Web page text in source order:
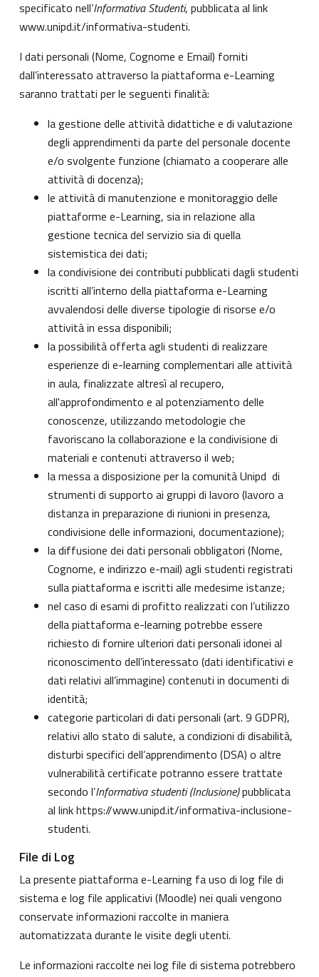
specificato nell’Informativa Studenti, pubblicata al link
www.unipd.it/informativa-studenti.
I dati personali (Nome, Cognome e Email) forniti
dall’interessato attraverso la piattaforma e-Learning
saranno trattati per le seguenti finalità:
la gestione delle attività didattiche e di valutazione
degli apprendimenti da parte del personale docente
e/o svolgente funzione (chiamato a cooperare alle
attività di docenza);
le attività di manutenzione e monitoraggio delle
piattaforme e-Learning, sia in relazione alla
gestione tecnica del servizio sia di quella
sistemistica dei dati;
la condivisione dei contributi pubblicati dagli studenti
iscritti all’interno della piattaforma e-Learning
avvalendosi delle diverse tipologie di risorse e/o
attività in essa disponibili;
la possibilità offerta agli studenti di realizzare
esperienze di e-learning complementari alle attività
in aula, finalizzate altresì al recupero,
all'approfondimento e al potenziamento delle
conoscenze, utilizzando metodologie che
favoriscano la collaborazione e la condivisione di
materiali e contenuti attraverso il web;
la messa a disposizione per la comunità Unipd di
strumenti di supporto ai gruppi di lavoro (lavoro a
distanza in preparazione di riunioni in presenza,
condivisione delle informazioni, documentazione);
la diffusione dei dati personali obbligatori (Nome,
Cognome, e indirizzo e-mail) agli studenti registrati
sulla piattaforma e iscritti alle medesime istanze;
nel caso di esami di profitto realizzati con l’utilizzo
della piattaforma e-learning potrebbe essere
richiesto di fornire ulteriori dati personali idonei al
riconoscimento dell’interessato (dati identificativi e
dati relativi all’immagine) contenuti in documenti di
identità;
categorie particolari di dati personali (art. 9 GDPR),
relativi allo stato di salute, a condizioni di disabilità,
disturbi specifici dell’apprendimento (DSA) o altre
vulnerabilità certificate potranno essere trattate
secondo l’Informativa studenti (Inclusione)pubblicata
al linkhttps://www.unipd.it/informativa-inclusione-
studenti.
File di Log
La presente piattaforma e-Learning fa uso di log file di
sistema e log file applicativi (Moodle) nei quali vengono
conservate informazioni raccolte in maniera
automatizzata durante le visite degli utenti.
Le informazioni raccolte nei log file di sistema potrebbero